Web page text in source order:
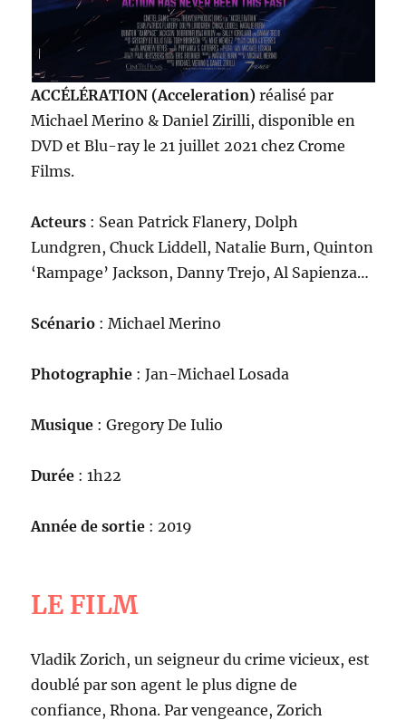
ACCÉLÉRATION (Acceleration)réalisé par
Michael Merino & Daniel Zirilli, disponible en
DVD et Blu-ray le 21 juillet 2021 chez Crome
Films.
Acteurs : Sean Patrick Flanery, Dolph
Lundgren, Chuck Liddell, Natalie Burn, Quinton
‘Rampage’ Jackson, Danny Trejo, Al Sapienza…
Scénario : Michael Merino
Photographie : Jan-Michael Losada
Musique : Gregory De Iulio
Durée : 1h22
Année de sortie : 2019
LE FILM
Vladik Zorich, un seigneur du crime vicieux, est
doublé par son agent le plus digne de
confiance, Rhona. Par vengeance, Zorich